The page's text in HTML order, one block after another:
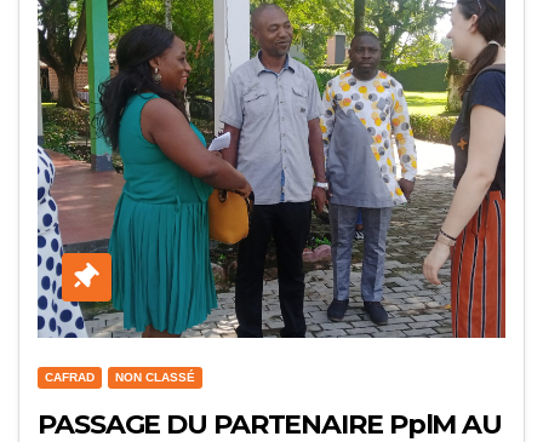
CAFRAD NON CLASSÉ
PASSAGE DU PARTENAIRE PplM AU